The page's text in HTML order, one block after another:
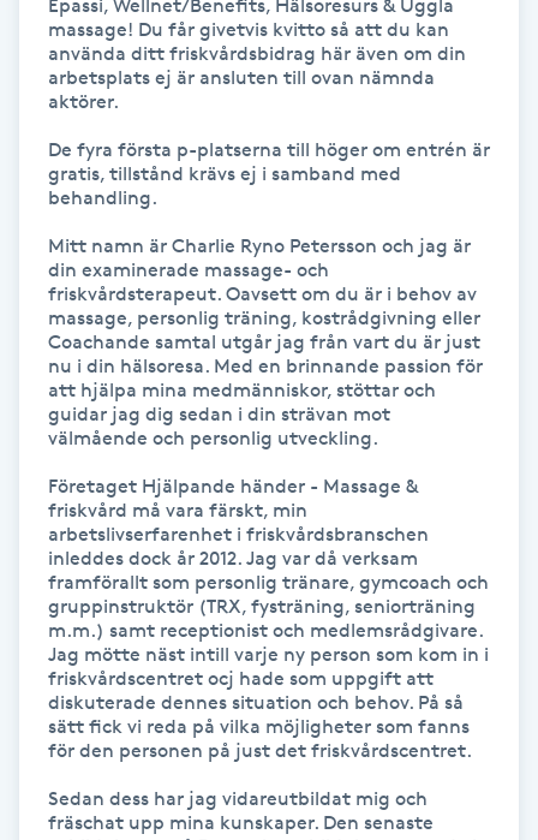
IPL hårborttagning
IR-massage
Japansk massage
Katun fransar
Kemisk peeling
Keratinbehandling
Kinesiologi
Kinesisk medicin
Kiropraktik
Epassi, Wellnet/Benefits, Hälsoresurs & Uggla
massage! Du får givetvis kvitto så att du kan
använda ditt friskvårdsbidrag här även om din
arbetsplats ej är ansluten till ovan nämnda
aktörer.
De fyra första p-platserna till höger om entrén är
gratis, tillstånd krävs ej i samband med
behandling.
Mitt namn är Charlie Ryno Petersson och jag är
din examinerade massage- och
friskvårdsterapeut. Oavsett om du är i behov av
massage, personlig träning, kostrådgivning eller
Coachande samtal utgår jag från vart du är just
nu i din hälsoresa. Med en brinnande passion för
att hjälpa mina medmänniskor, stöttar och
guidar jag dig sedan i din strävan mot
välmående och personlig utveckling.
Företaget Hjälpande händer - Massage &
friskvård må vara färskt, min
arbetslivserfarenhet i friskvårdsbranschen
inleddes dock år 2012. Jag var då verksam
framförallt som personlig tränare, gymcoach och
gruppinstruktör (TRX, fysträning, seniorträning
m.m.) samt receptionist och medlemsrådgivare.
Jag mötte näst intill varje ny person som kom in i
friskvårdscentret ocj hade som uppgift att
diskuterade dennes situation och behov. På så
sätt fick vi reda på vilka möjligheter som fanns
för den personen på just det friskvårdscentret.
Sedan dess har jag vidareutbildat mig och
fräschat upp mina kunskaper. Den senaste